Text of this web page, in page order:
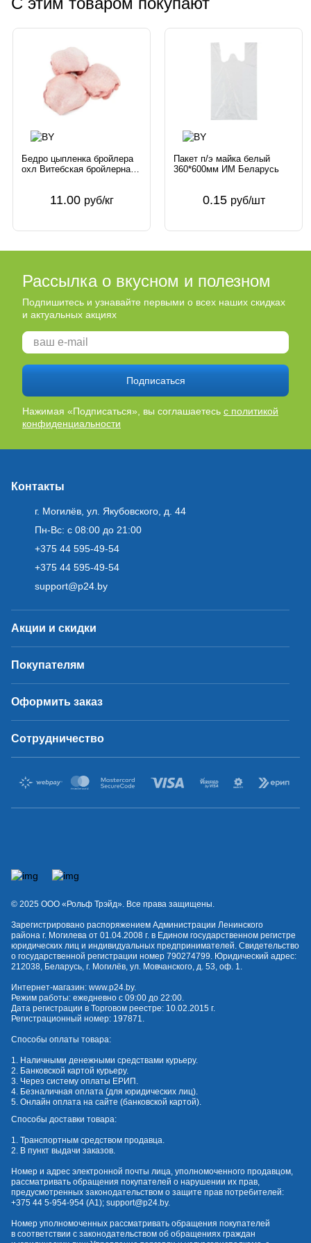
Бедро цыпленка бройлера
охл Витебская бройлерная
11.00 руб/кг
Пакет п/э майка белый
360*600мм ИМ Беларусь
0.15 руб/шт
Рассылка о вкусном и полезном
Подпишитесь и узнавайте первыми о всех наших скидках
и актуальных акциях
Подписаться
Нажимая «Подписаться», вы соглашаетесь с политикой
конфиденциальности
Контакты
г. Могилёв, ул. Якубовского, д. 44
Пн-Вс: с 08:00 до 21:00
+375 44 595-49-54
+375 44 595-49-54
support@p24.by
Акции и скидки
Покупателям
Оформить заказ
Сотрудничество
© 2025 OOO «Рольф Трэйд». Все права защищены.
Зарегистрировано распоряжением Администрации Ленинского
района г. Могилева от 01.04.2008 г. в Едином государственном регистре
юридических лиц и индивидуальных предпринимателей. Свидетельство
о государственной регистрации номер 790274799. Юридический адрес:
212038, Беларусь, г. Могилёв, ул. Мовчанского, д. 53, оф. 1.
Интернет-магазин: www.p24.by.
Режим работы: ежедневно с 09:00 до 22:00.
Дата регистрации в Торговом реестре: 10.02.2015 г.
Регистрационный номер: 197871.
Способы оплаты товара:
1. Наличными денежными средствами курьеру.
2. Банковской картой курьеру.
3. Через систему оплаты ЕРИП.
4. Безналичная оплата (для юридических лиц).
5. Онлайн оплата на сайте (банковской картой).
Способы доставки товара:
1. Транспортным средством продавца.
2. В пункт выдачи заказов.
Номер и адрес электронной почты лица, уполномоченного продавцом,
рассматривать обращения покупателей о нарушении их прав,
предусмотренных законодательством о защите прав потребителей:
+375 44 5-954-954 (А1); support@p24.by.
Номер уполномоченных рассматривать обращения покупателей
в соответствии с законодательством об обращениях граждан